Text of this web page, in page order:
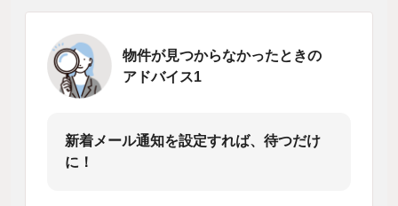
物件が見つからなかったときの
アドバイス1
新着メール通知を設定すれば、待つだけ
に！